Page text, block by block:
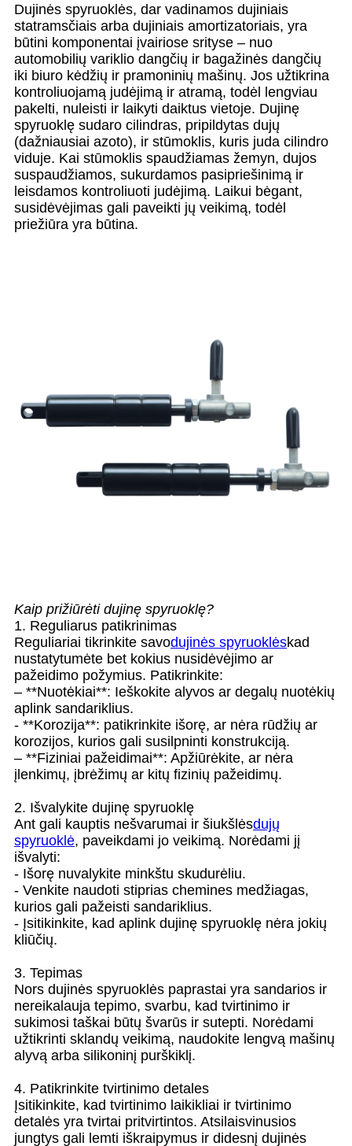
Dujinės spyruoklės, dar vadinamos dujiniais
statramsčiais arba dujiniais amortizatoriais, yra
būtini komponentai įvairiose srityse – nuo ​​
automobilių variklio dangčių ir bagažinės dangčių
iki biuro kėdžių ir pramoninių mašinų. Jos užtikrina
kontroliuojamą judėjimą ir atramą, todėl lengviau
pakelti, nuleisti ir laikyti daiktus vietoje. Dujinę
spyruoklę sudaro cilindras, pripildytas dujų
(dažniausiai azoto), ir stūmoklis, kuris juda cilindro
viduje. Kai stūmoklis spaudžiamas žemyn, dujos
suspaudžiamos, sukurdamos pasipriešinimą ir
leisdamos kontroliuoti judėjimą. Laikui bėgant,
susidėvėjimas gali paveikti jų veikimą, todėl
priežiūra yra būtina.
Kaip prižiūrėti dujinę spyruoklę?
1. Reguliarus patikrinimas
Reguliariai tikrinkite savodujinės spyruoklėskad
nustatytumėte bet kokius nusidėvėjimo ar
pažeidimo požymius. Patikrinkite:
– **Nuotėkiai**: Ieškokite alyvos ar degalų nuotėkių
aplink sandariklius.
- **Korozija**: patikrinkite išorę, ar nėra rūdžių ar
korozijos, kurios gali susilpninti konstrukciją.
– **Fiziniai pažeidimai**: Apžiūrėkite, ar nėra
įlenkimų, įbrėžimų ar kitų fizinių pažeidimų.
2. Išvalykite dujinę spyruoklę
Ant gali kauptis nešvarumai ir šiukšlėsdujų
spyruoklė, paveikdami jo veikimą. Norėdami jį
išvalyti:
- Išorę nuvalykite minkštu skudurėliu.
- Venkite naudoti stiprias chemines medžiagas,
kurios gali pažeisti sandariklius.
- Įsitikinkite, kad aplink dujinę spyruoklę nėra jokių
kliūčių.
3. Tepimas
Nors dujinės spyruoklės paprastai yra sandarios ir
nereikalauja tepimo, svarbu, kad tvirtinimo ir
sukimosi taškai būtų švarūs ir sutepti. Norėdami
užtikrinti sklandų veikimą, naudokite lengvą mašinų
alyvą arba silikoninį purškiklį.
4. Patikrinkite tvirtinimo detales
Įsitikinkite, kad tvirtinimo laikikliai ir tvirtinimo
detalės yra tvirtai pritvirtintos. Atsilaisvinusios
jungtys gali lemti iškraipymus ir didesnį dujinės